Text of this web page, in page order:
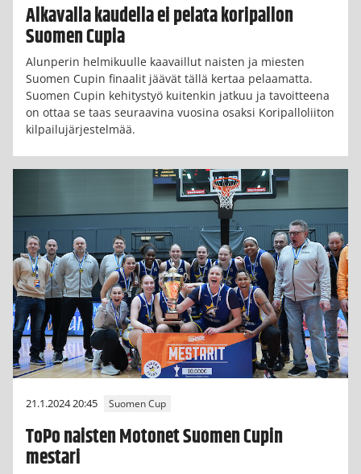
Alkavalla kaudella ei pelata koripallon
Suomen Cupia
Alunperin helmikuulle kaavaillut naisten ja miesten
Suomen Cupin finaalit jäävät tällä kertaa pelaamatta.
Suomen Cupin kehitystyö kuitenkin jatkuu ja tavoitteena
on ottaa se taas seuraavina vuosina osaksi Koripalloliiton
kilpailujärjestelmää.
21.1.2024 20:45 Suomen Cup
ToPo naisten Motonet Suomen Cupin
mestari